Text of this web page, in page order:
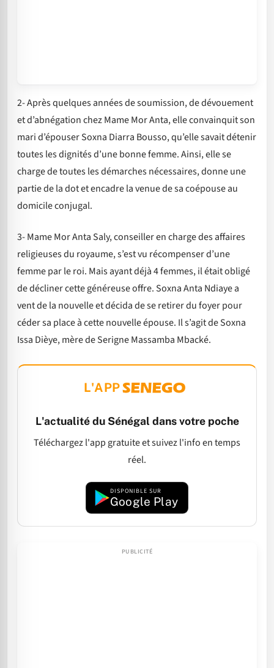
2- Après quelques années de soumission, de dévouement
et d’abnégation chez Mame Mor Anta, elle convainquit son
mari d’épouser Soxna Diarra Bousso, qu’elle savait détenir
toutes les dignités d’une bonne femme. Ainsi, elle se
charge de toutes les démarches nécessaires, donne une
partie de la dot et encadre la venue de sa coépouse au
domicile conjugal.
3- Mame Mor Anta Saly, conseiller en charge des affaires
religieuses du royaume, s’est vu récompenser d’une
femme par le roi. Mais ayant déjà 4 femmes, il était obligé
de décliner cette généreuse offre. Soxna Anta Ndiaye a
vent de la nouvelle et décida de se retirer du foyer pour
céder sa place à cette nouvelle épouse. Il s’agit de Soxna
Issa Dièye, mère de Serigne Massamba Mbacké.
L'APP
L'actualité du Sénégal dans votre poche
Téléchargez l'app gratuite et suivez l'info en temps
réel.
DISPONIBLE SUR
Google Play